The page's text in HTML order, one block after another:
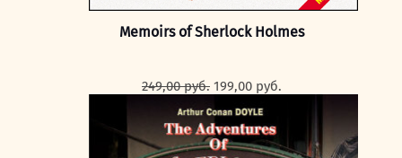
Memoirs of Sherlock Holmes
249,00руб. Первоначальная
составляла
249,00 руб..
199,00 руб.